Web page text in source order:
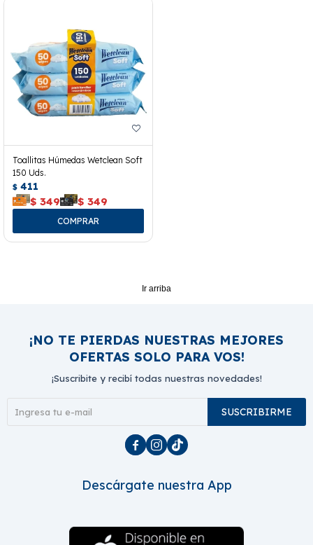
Toallitas Húmedas Wetclean Soft
150 Uds.
$ 411
$ 349 $ 349
Ir arriba
¡NO TE PIERDAS NUESTRAS MEJORES
OFERTAS SOLO PARA VOS!
¡Suscribite y recibí todas nuestras novedades!
SUSCRIBIRME
  
Descárgate nuestra App